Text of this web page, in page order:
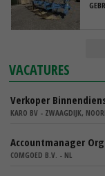
VACATURES
Verkoper
KARO BV - ZWAAGDIJK,
Accountmanager
COMGOED B.V. - NL